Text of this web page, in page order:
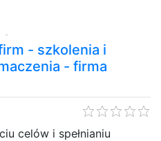
- szkolenia i
- firma
celów i spełnianiu